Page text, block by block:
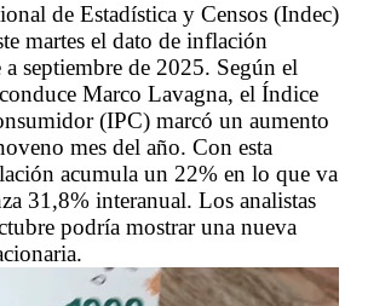
de Estadística y Censos (Indec)
martes el dato de inflación
septiembre de 2025. Según el
Marco Lavagna, el Índice
(IPC) marcó un aumento
mes del año. Con esta
acumula un 22% en lo que va
31,8% interanual. Los analistas
podría mostrar una nueva